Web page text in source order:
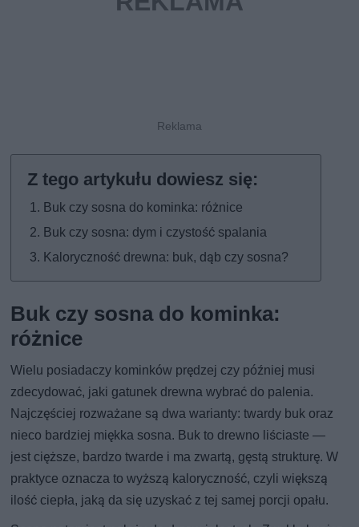
Buk czy sosna do kominka: różnice
Buk czy sosna: dym i czystość spalania
Kaloryczność drewna: buk, dąb czy sosna?
Buk czy sosna do kominka:
różnice
Wielu posiadaczy kominków prędzej czy później musi
zdecydować, jaki gatunek drewna wybrać do palenia.
Najczęściej rozważane są dwa warianty: twardy buk oraz
nieco bardziej miękka sosna. Buk to drewno liściaste —
jest cięższe, bardzo twarde i ma zwartą, gęstą strukturę. W
praktyce oznacza to wyższą kaloryczność, czyli większą
ilość ciepła, jaką da się uzyskać z tej samej porcji opału.